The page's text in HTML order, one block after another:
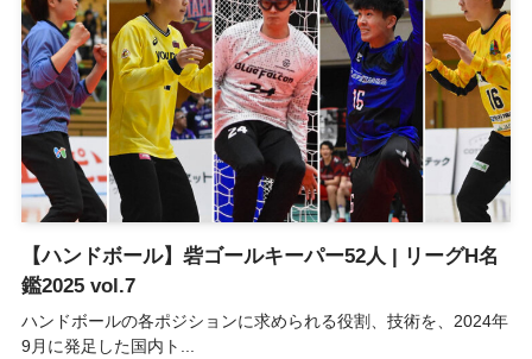
【ハンドボール】砦ゴールキーパー52人 | リーグH名
鑑2025 vol.7
ハンドボールの各ポジションに求められる役割、技術を、2024年
9月に発足した国内ト...